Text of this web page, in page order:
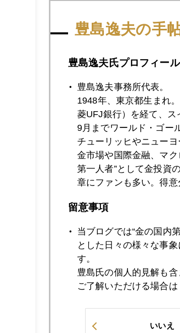
2022年08月31日 ジャ
2022年08月30日 ジャ
2022年08月29日 ジャ
2022年08月25日 ジャク
2022年08月24日 欧州の
2022年08月23日 ジャク
豊島逸夫の手
豊島逸夫氏プロフィール
豊島逸夫事務所代表。
1948年、東京都生まれ
菱UFJ銀行）を経て、
9月までワールド・ゴー
チューリッヒやニュー
金市場や国際金融、マ
第一人者”として金投資
章にファンも多い。得
留意事項
当ブログでは“金の国内
とした日々の様々な事
す。
豊島氏の個人的見解も
ご了解いただける場合
いいえ